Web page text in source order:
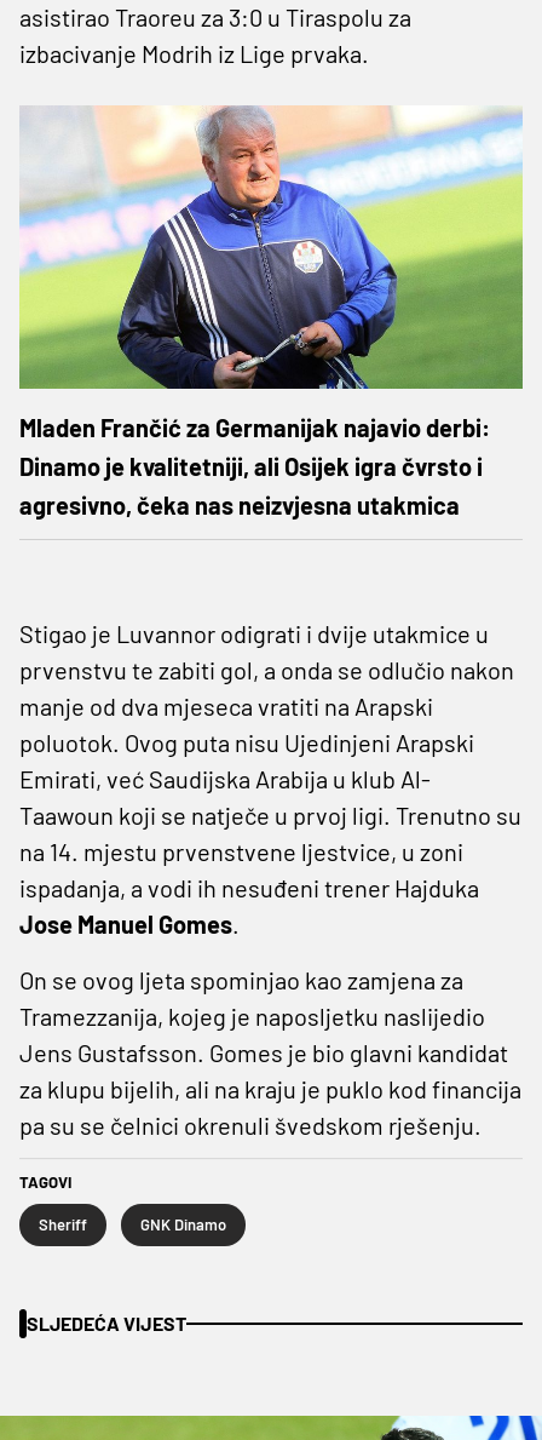
asistirao Traoreu za 3:0 u Tiraspolu za
izbacivanje Modrih iz Lige prvaka.
Mladen Frančić za Germanijak najavio derbi:
Dinamo je kvalitetniji, ali Osijek igra čvrsto i
agresivno, čeka nas neizvjesna utakmica
Stigao je Luvannor odigrati i dvije utakmice u
prvenstvu te zabiti gol, a onda se odlučio nakon
manje od dva mjeseca vratiti na Arapski
poluotok. Ovog puta nisu Ujedinjeni Arapski
Emirati, već Saudijska Arabija u klub Al-
Taawoun koji se natječe u prvoj ligi. Trenutno su
na 14. mjestu prvenstvene ljestvice, u zoni
ispadanja, a vodi ih nesuđeni trener Hajduka
Jose Manuel Gomes.
On se ovog ljeta spominjao kao zamjena za
Tramezzanija, kojeg je naposljetku naslijedio
Jens Gustafsson. Gomes je bio glavni kandidat
za klupu bijelih, ali na kraju je puklo kod financija
pa su se čelnici okrenuli švedskom rješenju.
TAGOVI
Sheriff GNK Dinamo
SLJEDEĆA VIJEST